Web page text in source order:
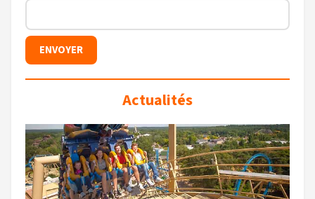
Actualités